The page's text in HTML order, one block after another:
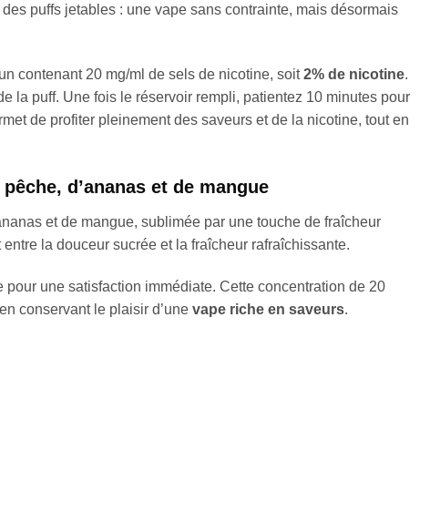
puffs jetables : une vape sans contrainte, mais désormais
contenant 20 mg/ml de sels de nicotine, soit2% de nicotine.
la puff. Une fois le réservoir rempli, patientez 10 minutes pour
de profiter pleinement des saveurs et de la nicotine, tout en
d’ananas et de mangue
et de mangue, sublimée par une touche de fraîcheur
la douceur sucrée et la fraîcheur rafraîchissante.
une satisfaction immédiate. Cette concentration de 20
conservant le plaisir d’une vape riche en saveurs.